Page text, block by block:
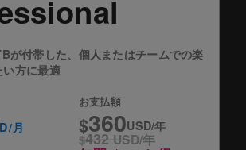
が付帯した、個人またはチームでの楽
方に最適
月
お支払額
$360USD/年
$432USD/年